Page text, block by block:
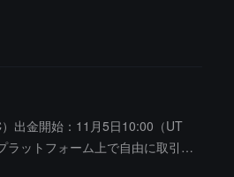
出金開始：11月5日10:00（UT
ットフォーム上で自由に取引で